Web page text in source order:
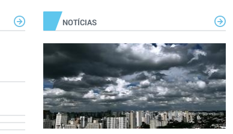
NOTÍCIAS